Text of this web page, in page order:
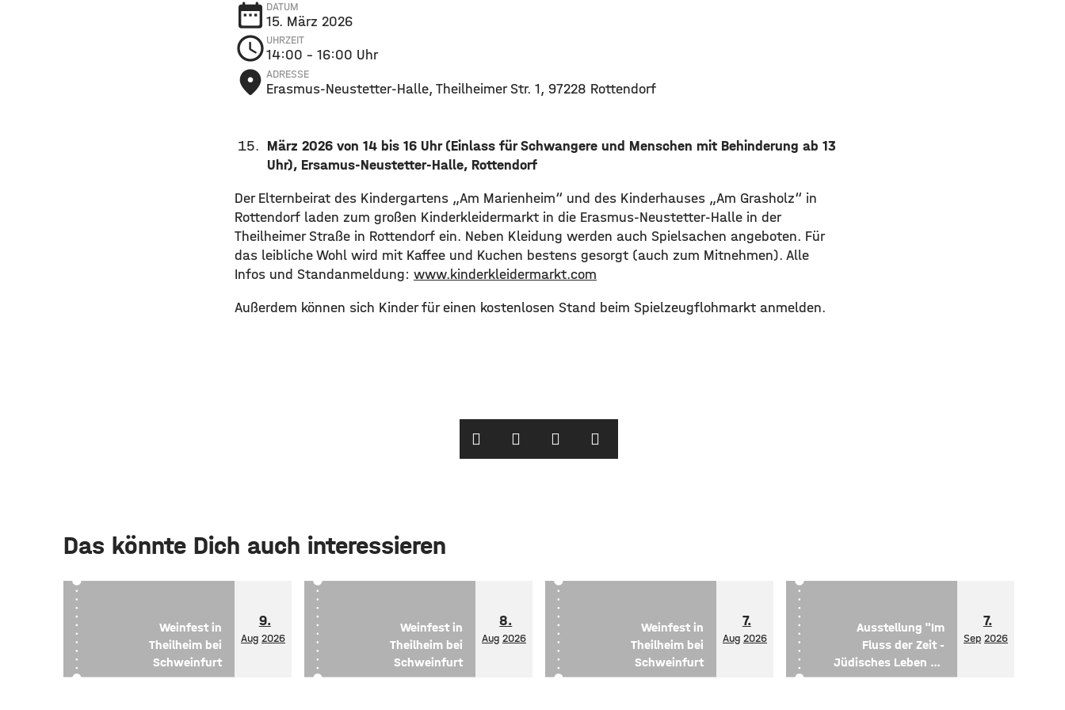
date_range DATUM
15. März 2026
schedule UHRZEIT
14:00 – 16:00 Uhr
place ADRESSE
Erasmus-Neustetter-Halle, Theilheimer Str. 1, 97228 Rottendorf
März 2026 von 14 bis 16 Uhr (Einlass für Schwangere und Menschen mit Behinderung ab 13
Uhr), Ersamus-Neustetter-Halle, Rottendorf
Der Elternbeirat des Kindergartens „Am Marienheim“ und des Kinderhauses „Am Grasholz“ in
Rottendorf laden zum großen Kinderkleidermarkt in die Erasmus-Neustetter-Halle in der
Theilheimer Straße in Rottendorf ein. Neben Kleidung werden auch Spielsachen angeboten. Für
das leibliche Wohl wird mit Kaffee und Kuchen bestens gesorgt (auch zum Mitnehmen). Alle
Infos und Standanmeldung: www.kinderkleidermarkt.com
Außerdem können sich Kinder für einen kostenlosen Stand beim Spielzeugflohmarkt anmelden.
Das könnte Dich auch interessieren
Weinfest in
Theilheim bei
Schweinfurt
9.
Aug 2026
Weinfest in
Theilheim bei
Schweinfurt
8.
Aug 2026
Weinfest in
Theilheim bei
Schweinfurt
7.
Aug 2026
Ausstellung "Im
Fluss der Zeit -
Jüdisches Leben an
der Oder"
7.
Sep 2026